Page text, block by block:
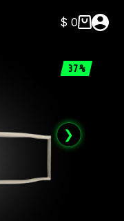
Carro
$ 0
37%
❯